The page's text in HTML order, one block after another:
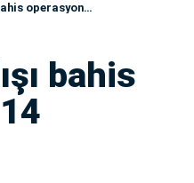
14 tutuklama
bahis